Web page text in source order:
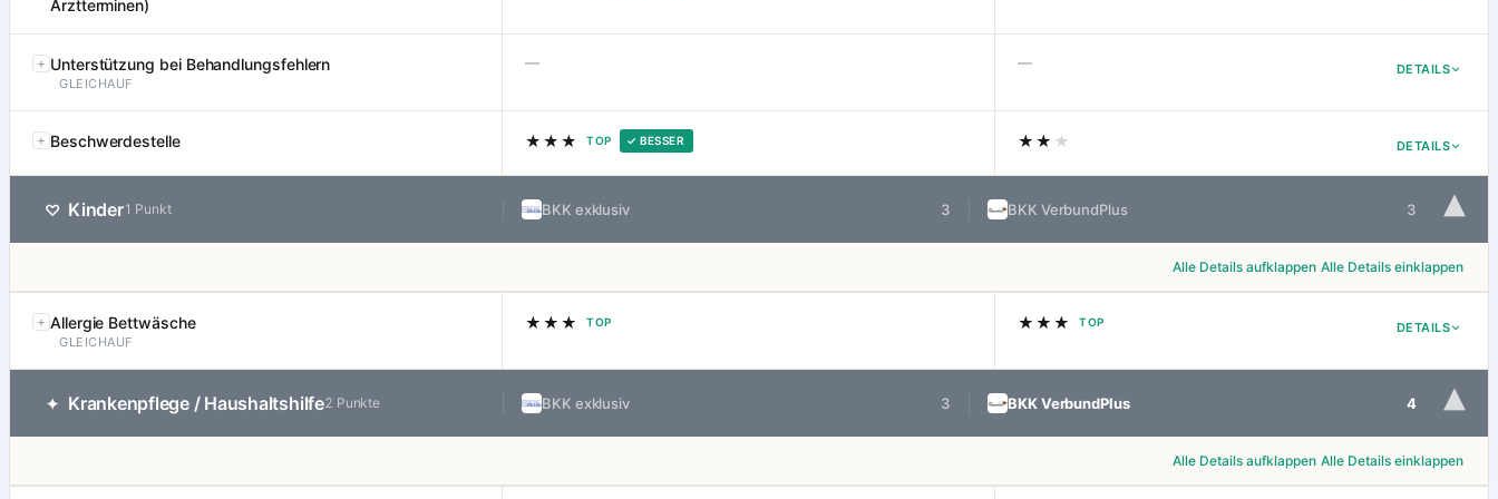
Arztterminen)
DETAILS
Unterstützung bei Behandlungsfehlern
GLEICHAUF
— —
DETAILS
Beschwerdestelle ★★★ TOP ✓ BESSER ★★ ★
♡ Kinder1 Punkt BKK exklusiv 3 BKK VerbundPlus 3 ▾
Alle Details aufklappen Alle Details einklappen
DETAILS
Allergie Bettwäsche
GLEICHAUF
★★★ TOP ★★★ TOP
✦ Krankenpflege / Haushaltshilfe2 Punkte BKK exklusiv 3 BKK VerbundPlus 4 ▾
Alle Details aufklappen Alle Details einklappen